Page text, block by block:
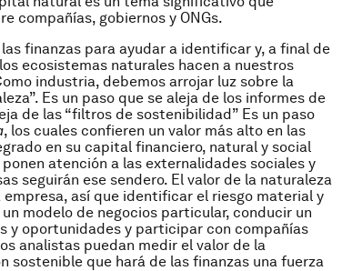
compañías, gobiernos y ONGs.
finanzas para ayudar a identificar y, a final de
ecosistemas naturales hacen a nuestros
industria, debemos arrojar luz sobre la
Es un paso que se aleja de los informes de
de las “filtros de sostenibilidad” Es un paso
, los cuales confieren un valor más alto en las
en su capital financiero, natural y social
atención a las externalidades sociales y
seguirán ese sendero. El valor de la naturaleza
así que identificar el riesgo material y
modelo de negocios particular, conducir un
y oportunidades y participar con compañías
analistas puedan medir el valor de la
sostenible que hará de las finanzas una fuerza